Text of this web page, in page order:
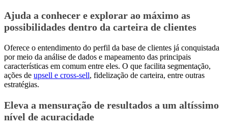
Ajuda a conhecer e explorar ao máximo as
possibilidades dentro da carteira de clientes
Oferece o entendimento do perfil da base de clientes já conquistada
por meio da análise de dados e mapeamento das principais
características em comum entre eles. O que facilita segmentação,
ações de upsell e cross-sell, fidelização de carteira, entre outras
estratégias.
Eleva a mensuração de resultados a um altíssimo
nível de acuracidade